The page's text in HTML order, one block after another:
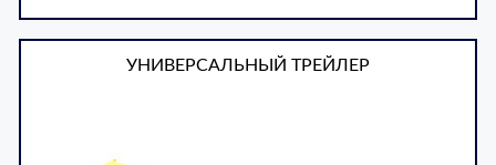
УНИВЕРСАЛЬНЫЙ ТРЕЙЛЕР